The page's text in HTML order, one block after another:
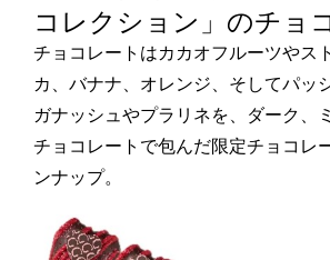
コレクション」のチョ
チョコレートはカカオフルーツやス
カ、バナナ、オレンジ、そしてパッ
ガナッシュやプラリネを、ダーク、
チョコレートで包んだ限定チョコレ
ンナップ。